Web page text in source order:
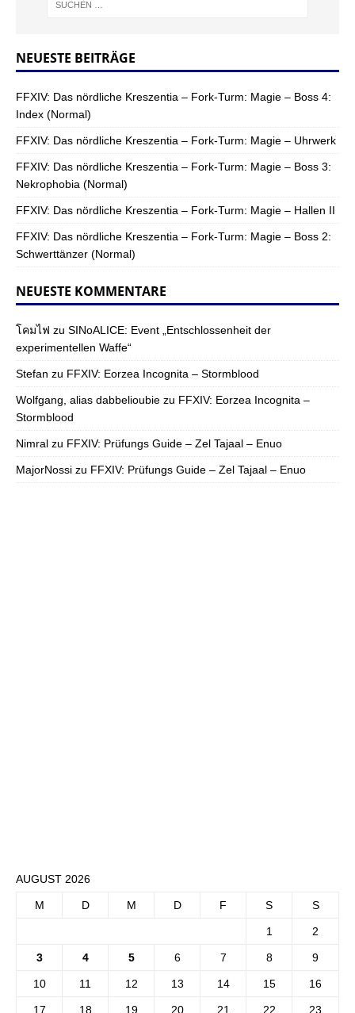
NEUESTE BEITRÄGE
FFXIV: Das nördliche Kreszentia – Fork-Turm: Magie – Boss 4:
Index (Normal)
FFXIV: Das nördliche Kreszentia – Fork-Turm: Magie – Uhrwerk
FFXIV: Das nördliche Kreszentia – Fork-Turm: Magie – Boss 3:
Nekrophobia (Normal)
FFXIV: Das nördliche Kreszentia – Fork-Turm: Magie – Hallen II
FFXIV: Das nördliche Kreszentia – Fork-Turm: Magie – Boss 2:
Schwerttänzer (Normal)
NEUESTE KOMMENTARE
โคมไฟ zu SINoALICE: Event „Entschlossenheit der
experimentellen Waffe“
Stefan zu FFXIV: Eorzea Incognita – Stormblood
Wolfgang, alias dabbelioubie zu FFXIV: Eorzea Incognita –
Stormblood
Nimral zu FFXIV: Prüfungs Guide – Zel Tajaal – Enuo
MajorNossi zu FFXIV: Prüfungs Guide – Zel Tajaal – Enuo
AUGUST 2026
M D M D F S S
1 2
3 4 5 6 7 8 9
10 11 12 13 14 15 16
17 18 19 20 21 22 23